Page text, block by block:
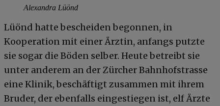
Alexandra Lüönd
Lüönd hatte bescheiden begonnen, in
Kooperation mit einer Ärztin, anfangs putzte
sie sogar die Böden selber. Heute betreibt sie
unter anderem an der Zürcher Bahnhofstrasse
eine Klinik, beschäftigt zusammen mit ihrem
Bruder, der ebenfalls eingestiegen ist, elf Ärzte